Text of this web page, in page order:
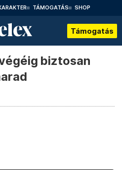
TÁMOGATÁS SHOP
Támogatás
biztosan